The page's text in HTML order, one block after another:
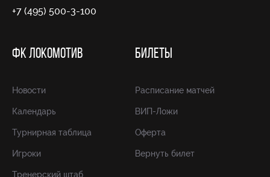
+7 (495) 500-3-100
ФК ЛОКОМОТИВ
Новости
Календарь
Турнирная таблица
Игроки
Тренерский штаб
БИЛЕТЫ
Расписание матчей
ВИП-Ложи
Оферта
Вернуть билет